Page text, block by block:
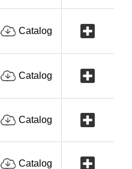
Catalog
Catalog
Catalog
Catalog